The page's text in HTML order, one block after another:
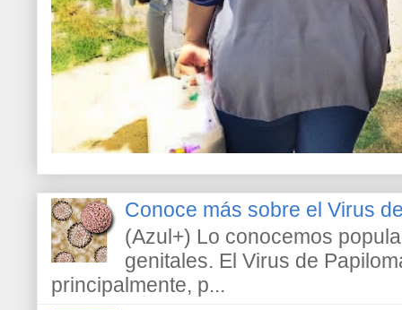
Conoce más sobre el Virus
(Azul+) Lo conocemos
genitales. El Virus de
principalmente, p...